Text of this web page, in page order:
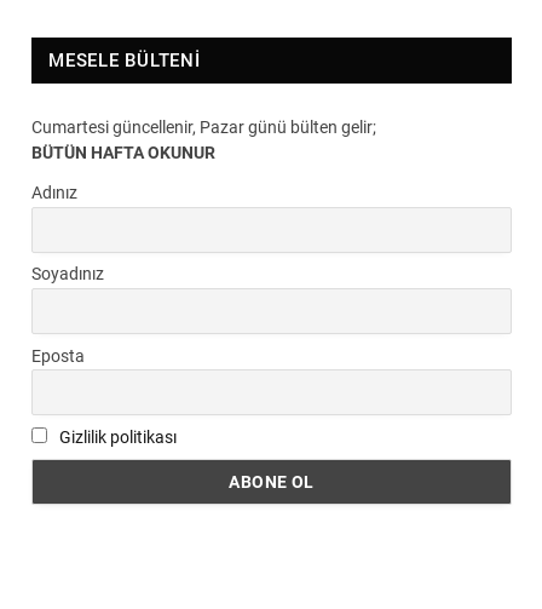
MESELE BÜLTENI
Cumartesi güncellenir, Pazar günü bülten gelir;
BÜTÜN HAFTA OKUNUR
Adınız
Soyadınız
Eposta
Gizlilik politikası